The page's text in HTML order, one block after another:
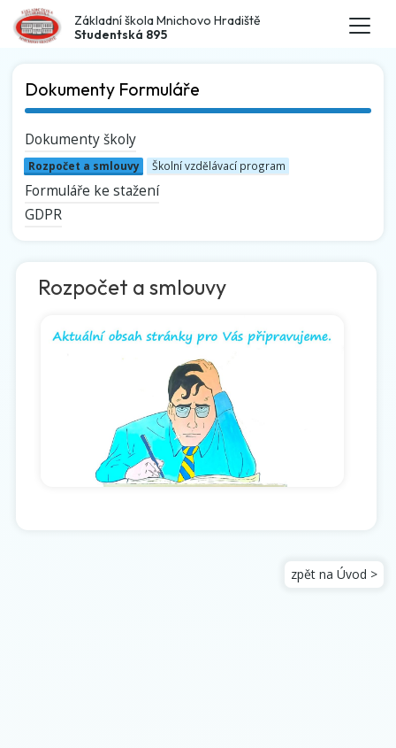
Základní škola Mnichovo Hradiště
Studentská 895
Dokumenty Formuláře
Dokumenty školy
Rozpočet a smlouvy Školní vzdělávací program
Formuláře ke stažení
GDPR
Rozpočet a smlouvy
zpět na Úvod >